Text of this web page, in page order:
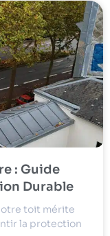
: Guide
Durable
toit mérite
la protection